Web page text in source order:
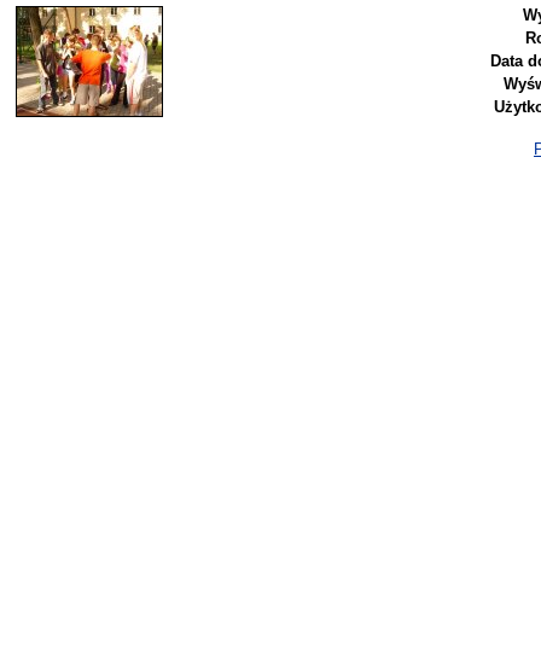
Data